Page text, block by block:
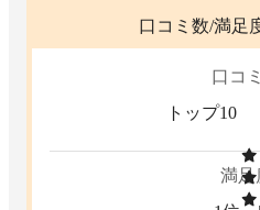
口コミ数/満足
口コ
トップ10
満足